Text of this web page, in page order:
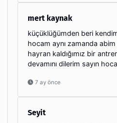
mert kaynak
küçüklüğümden beri
hocam aynı zamanda
hayran kaldığımız bir
devamını dilerim sayın
7 ay önce
Seyit